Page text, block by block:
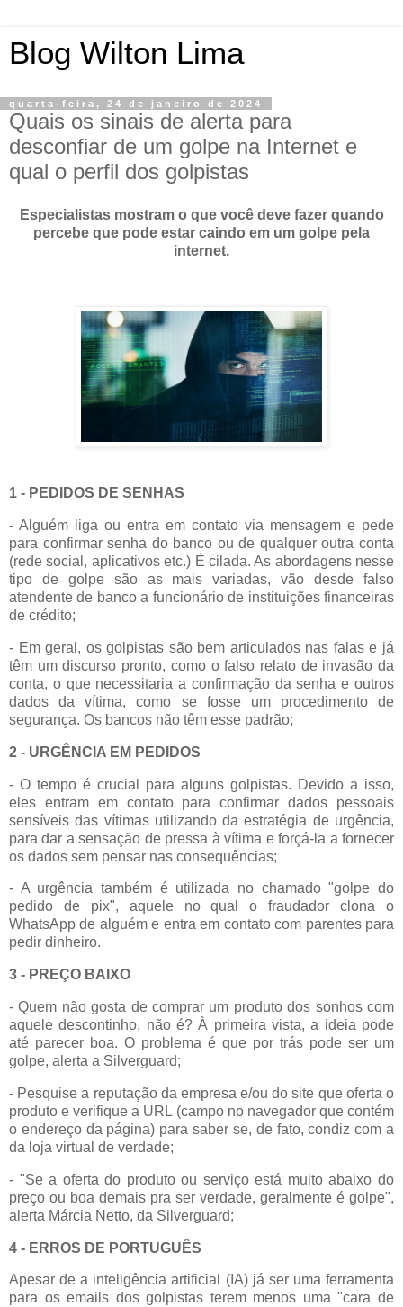
Blog Wilton Lima
quarta-feira, 24 de janeiro de 2024
Quais os sinais de alerta para
desconfiar de um golpe na Internet e
qual o perfil dos golpistas
Especialistas mostram o que você deve fazer quando
percebe que pode estar caindo em um golpe pela
internet.
1 - PEDIDOS DE SENHAS
- Alguém liga ou entra em contato via mensagem e pede
para confirmar senha do banco ou de qualquer outra conta
(rede social, aplicativos etc.) É cilada. As abordagens nesse
tipo de golpe são as mais variadas, vão desde falso
atendente de banco a funcionário de instituições financeiras
de crédito;
- Em geral, os golpistas são bem articulados nas falas e já
têm um discurso pronto, como o falso relato de invasão da
conta, o que necessitaria a confirmação da senha e outros
dados da vítima, como se fosse um procedimento de
segurança. Os bancos não têm esse padrão;
2 - URGÊNCIA EM PEDIDOS
- O tempo é crucial para alguns golpistas. Devido a isso,
eles entram em contato para confirmar dados pessoais
sensíveis das vítimas utilizando da estratégia de urgência,
para dar a sensação de pressa à vítima e forçá-la a fornecer
os dados sem pensar nas consequências;
- A urgência também é utilizada no chamado "golpe do
pedido de pix", aquele no qual o fraudador clona o
WhatsApp de alguém e entra em contato com parentes para
pedir dinheiro.
3 - PREÇO BAIXO
- Quem não gosta de comprar um produto dos sonhos com
aquele descontinho, não é? À primeira vista, a ideia pode
até parecer boa. O problema é que por trás pode ser um
golpe, alerta a Silverguard;
- Pesquise a reputação da empresa e/ou do site que oferta o
produto e verifique a URL (campo no navegador que contém
o endereço da página) para saber se, de fato, condiz com a
da loja virtual de verdade;
- "Se a oferta do produto ou serviço está muito abaixo do
preço ou boa demais pra ser verdade, geralmente é golpe",
alerta Márcia Netto, da Silverguard;
4 - ERROS DE PORTUGUÊS
Apesar de a inteligência artificial (IA) já ser uma ferramenta
para os emails dos golpistas terem menos uma "cara de